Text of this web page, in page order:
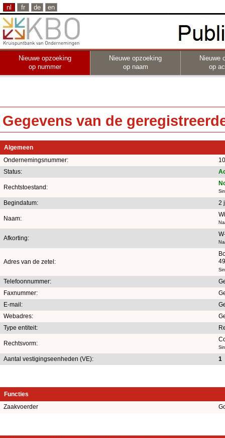
nl fr de en
Nieuwe opzoeking
op nummer
Nieuwe opzoeking
op naam
Nieuwe
op
Gegevens van de
Algemeen
Ondernemingsnummer:
Status:
Rechtstoestand:
Begindatum: 2
Naam:
Afkorting:
Adres van de zetel:
Telefoonnummer:
Faxnummer:
E-mail:
Webadres:
Type entiteit:
Rechtsvorm:
Aantal vestigingseenheden (VE): 1
Functies
Zaakvoerder